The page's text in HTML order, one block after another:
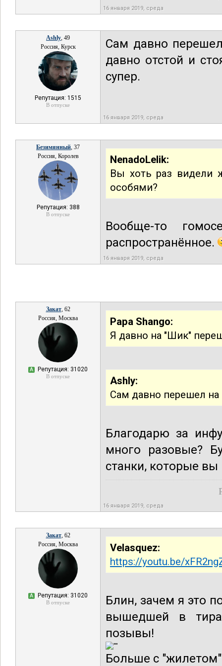
16 января 2019, среда
Ashly, 49
Россия, Курск
Репутация: 1515
В отпуске
Сам давно
давно отстой и
супер.
16 января 2019, среда
Безимянный, 37
Россия, Королев
Репутация: 388
В отпуске
NenadoLelik:
Вы хоть раз видели
особями?
Вообще-то
распространённое.
16 января 2019, среда
Закат, 62
Россия, Москва
А Репутация: 31020
В отпуске
Papa Shango:
Я давно на "Шик"
Ashly:
Сам давно перешел
Благодарю за
много разовые?
станки, которые
16 января 2019, среда
Закат, 62
Россия, Москва
А Репутация: 31020
В отпуске
Velasquez:
https://youtu.be/
Блин, зачем я это
вышедшей в
позывы!
Больше с